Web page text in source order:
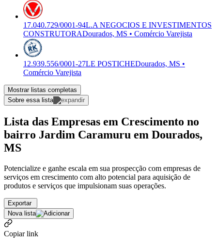
17.040.729/0001-94L.A NEGOCIOS E INVESTIMENTOS
CONSTRUTORADourados, MS • Comércio Varejista
12.939.556/0001-27LE POSTICHEDourados, MS •
Comércio Varejista
Mostrar listas completas
Sobre essa lista
Lista das Empresas em Crescimento no
bairro Jardim Caramuru em Dourados,
MS
Potencialize e ganhe escala em sua prospecção com empresas de
serviços em crescimento com alto potencial para aquisição de
produtos e serviços que impulsionam suas operações.
Exportar
Nova lista
Copiar link